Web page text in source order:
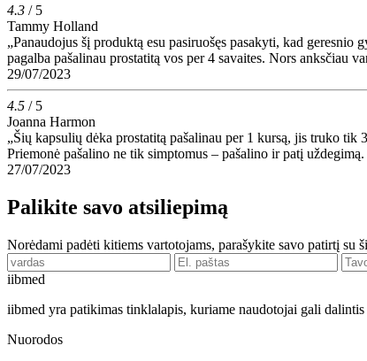
4.3 / 5
Tammy Holland
„Panaudojus šį produktą esu pasiruošęs pasakyti, kad
pagalba pašalinau prostatitą vos per 4 savaites. Nors anksčiau
29/07/2023
4.5 / 5
Joanna Harmon
„Šių kapsulių dėka prostatitą pašalinau per 1 kursą, jis truko
Priemonė pašalino ne tik simptomus – pašalino ir patį
27/07/2023
Palikite savo atsiliepimą
Norėdami padėti kitiems vartotojams, parašykite savo patirtį su
iibmed
iibmed yra patikimas tinklalapis, kuriame naudotojai gali
Nuorodos